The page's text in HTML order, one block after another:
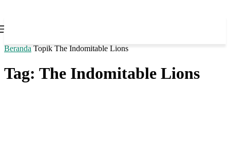
Beranda Topik The Indomitable Lions
Tag: The Indomitable Lions